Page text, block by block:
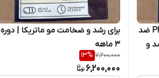
قرص تقویت مو مدل Phytocyane ضد
و
برای رشد و ضخامت مو ماتریکا | دوره
۳ ماهه
7,200,000
13%
6,200,000